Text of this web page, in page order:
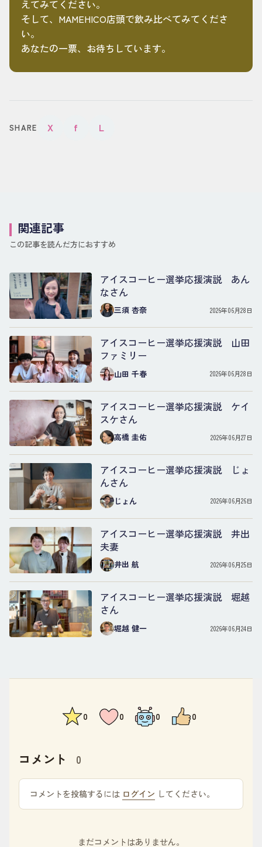
えてみてください。
そして、MAMEHICO店頭で飲み比べてみてくださ
い。
あなたの一票、お待ちしています。
SHARE X f L
関連記事
この記事を読んだ方におすすめ
アイスコーヒー選挙応援演説 あん
なさん
三須 杏奈 2026年06月28日
アイスコーヒー選挙応援演説 山田
ファミリー
山田 千春 2026年06月28日
アイスコーヒー選挙応援演説 ケイ
スケさん
高橋 圭佑 2026年06月27日
アイスコーヒー選挙応援演説 じょ
んさん
じょん 2026年06月26日
アイスコーヒー選挙応援演説 井出
夫妻
井出 航 2026年06月25日
アイスコーヒー選挙応援演説 堀越
さん
堀越 健一 2026年06月24日
0 0 0 0
コメント 0
コメントを投稿するには ログイン してください。
まだコメントはありません。